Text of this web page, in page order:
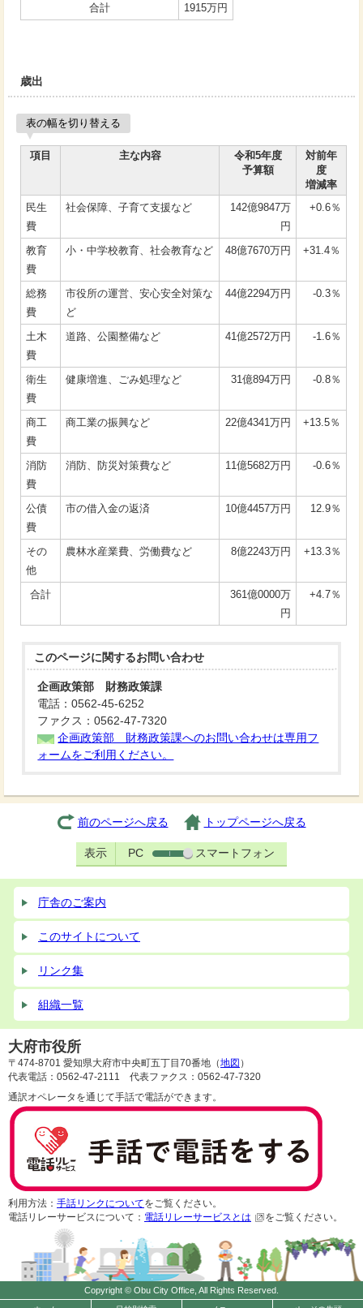
合計
1915万円
歳出
表の幅を切り替える
項目 主な内容
令和5年度
予算額
対前年
度
増減率
民生
費
社会保障、子育て支援など
142億9847万
円
+0.6％
教育
費
小・中学校教育、社会教育など 48億7670万円 +31.4％
総務
費
市役所の運営、安心安全対策な
ど
44億2294万円 -0.3％
土木
費
道路、公園整備など 41億2572万円 -1.6％
衛生
費
健康増進、ごみ処理など 31億894万円 -0.8％
商工
費
商工業の振興など 22億4341万円 +13.5％
消防
費
消防、防災対策費など 11億5682万円 -0.6％
公債
費
市の借入金の返済 10億4457万円 12.9％
その
他
農林水産業費、労働費など 8億2243万円 +13.3％
合計
361億0000万
円
+4.7％
このページに関するお問い合わせ
企画政策部 財務政策課
電話：0562-45-6252
ファクス：0562-47-7320
企画政策部 財務政策課へのお問い合わせは専用フ
ォームをご利用ください。
前のページへ戻る トップページへ戻る
表示 PC スマートフォン
庁舎のご案内
このサイトについて
リンク集
組織一覧
大府市役所
〒474-8701 愛知県大府市中央町五丁目70番地（地図 ）
代表電話：0562-47-2111 代表ファクス：0562-47-7320
通訳オペレータを通じて手話で電話ができます。
利用方法： 手話リンクについてをご覧ください。
電話リレーサービスについて： 電話リレーサービスとは をご覧ください。
Copyright © Obu City Office, All Rights Reserved.